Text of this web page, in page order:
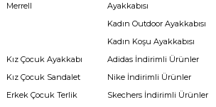
Merrell
Ayakkabısı
Kadın Outdoor Ayakkabısı
Kadın Koşu Ayakkabısı
Kız Çocuk Ayakkabı
Kız Çocuk Sandalet
Erkek Çocuk Terlik
Adidas İndirimli Ürünler
Nike İndirimli Ürünler
Skechers İndirimli Ürünler